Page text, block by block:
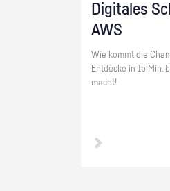
Di­gi­ta­les
AWS
Wie kommt die
Ent­de­cke in 15 Min.
macht!